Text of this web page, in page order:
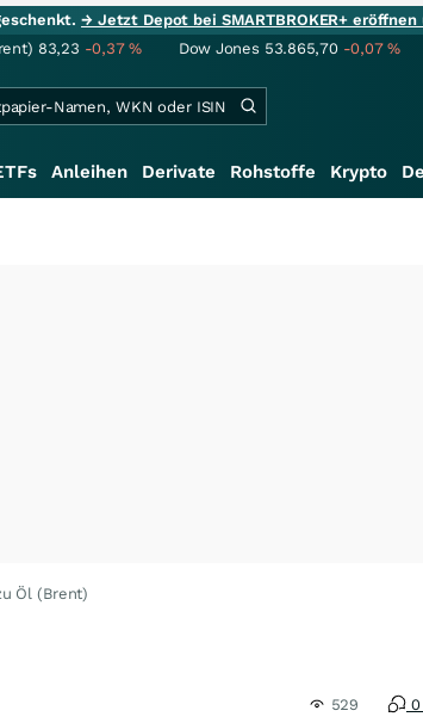
→ Jetzt Depot bei SMARTBROKER+
83,23 -0,37% Dow Jones 53.865,70 -0,07%
Anleihen Derivate Rohstoffe Krypto
Öl (Brent)
529 0